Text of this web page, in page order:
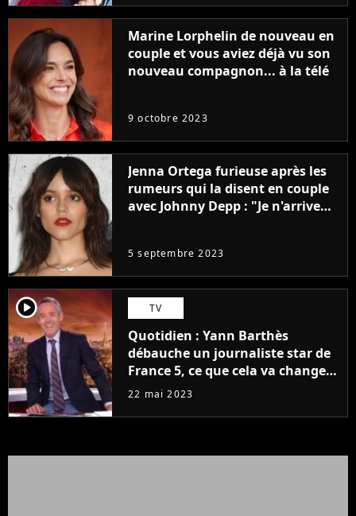
Marine Lorphelin de nouveau en
couple et vous aviez déjà vu son
nouveau compagnon... à la télé
9 octobre 2023
Jenna Ortega furieuse après les
rumeurs qui la disent en couple
avec Johnny Depp : "Je n'arrive
5 septembre 2023
player2 TV
Quotidien : Yann Barthès
débauche un journaliste star de
France 5, ce que cela va changer
à la rentrée
22 mai 2023